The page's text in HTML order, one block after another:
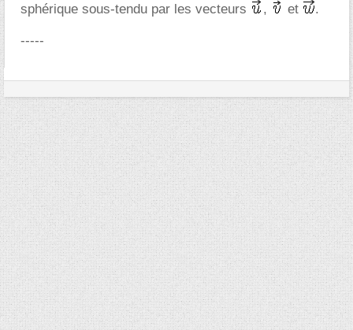
sphérique sous-tendu par les vecteurs
, et .
-----